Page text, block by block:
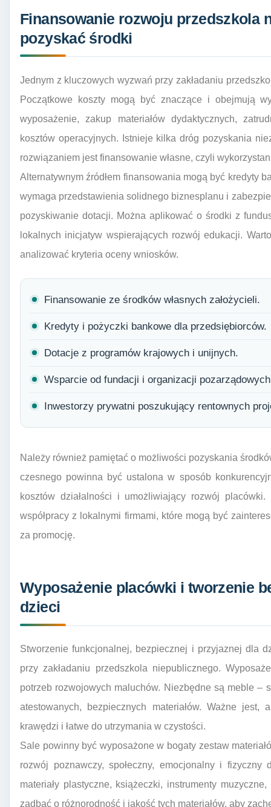
Finansowanie rozwoju przedszkola
pozyskać środki
Jednym z kluczowych wyzwań przy zakładaniu
Początkowe koszty mogą być znaczące i obejmują
wyposażenie, zakup materiałów dydaktycznych,
kosztów operacyjnych. Istnieje kilka dróg pozyskania
rozwiązaniem jest finansowanie własne, czyli
Alternatywnym źródłem finansowania mogą być kredyty
wymaga przedstawienia solidnego biznesplanu i
pozyskiwanie dotacji. Można aplikować o środki z
lokalnych inicjatyw wspierających rozwój edukacji.
analizować kryteria oceny wniosków.
Finansowanie ze środków własnych założycieli.
Kredyty i pożyczki bankowe dla przedsiębiorców.
Dotacje z programów krajowych i unijnych.
Wsparcie od fundacji i organizacji
Inwestorzy prywatni poszukujący rentownych
Należy również pamiętać o możliwości pozyskania
czesnego powinna być ustalona w sposób
kosztów działalności i umożliwiający rozwój
współpracy z lokalnymi firmami, które mogą być
za promocję.
Wyposażenie placówki i tworzenie
dzieci
Stworzenie funkcjonalnej, bezpiecznej i przyjaznej dla
przy zakładaniu przedszkola niepublicznego.
potrzeb rozwojowych maluchów. Niezbędne są meble –
atestowanych, bezpiecznych materiałów. Ważne
krawędzi i łatwe do utrzymania w czystości.
Sale powinny być wyposażone w bogaty zestaw
rozwój poznawczy, społeczny, emocjonalny i
materiały plastyczne, książeczki, instrumenty
zadbać o różnorodność i jakość tych materiałów, aby